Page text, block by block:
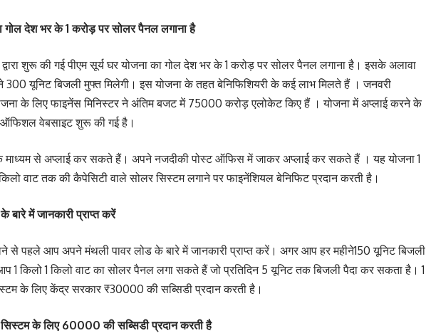
गोल देश भर के 1 करोड़ पर सोलर पैनल लगाना है
द्वारा शुरू की गई पीएम सूर्य घर योजना का गोल देश भर के 1 करोड़ पर सोलर पैनल लगाना है। इसके अलावा
300 यूनिट बिजली मुफ्त मिलेगी। इस योजना के तहत बेनिफिशियरी के कई लाभ मिलते हैं । जनवरी
के लिए फाइनेंस मिनिस्टर ने अंतिम बजट में 75000 करोड़ एलोकेट किए हैं । योजना में अप्लाई करने के
ऑफिशल वेबसाइट शुरू की गई है।
माध्यम से अप्लाई कर सकते हैं। अपने नजदीकी पोस्ट ऑफिस में जाकर अप्लाई कर सकते हैं । यह योजना 1
वाट तक की कैपेसिटी वाले सोलर सिस्टम लगाने पर फाइनेंशियल बेनिफिट प्रदान करती है।
बारे में जानकारी प्राप्त करें
से पहले आप अपने मंथली पावर लोड के बारे में जानकारी प्राप्त करें। अगर आप हर महीने150 यूनिट बिजली
1 किलो 1 किलो वाट का सोलर पैनल लगा सकते हैं जो प्रतिदिन 5 यूनिट तक बिजली पैदा कर सकता है। 1
के लिए केंद्र सरकार ₹30000 की सब्सिडी प्रदान करती है।
के लिए 60000 की सब्सिडी प्रदान करती है